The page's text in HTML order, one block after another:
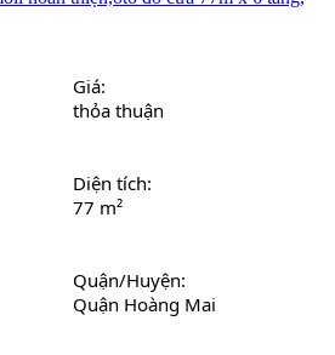
Giá:
thỏa thuận
Diện tích:
77 m²
Quận/Huyện:
Quận Hoàng Mai